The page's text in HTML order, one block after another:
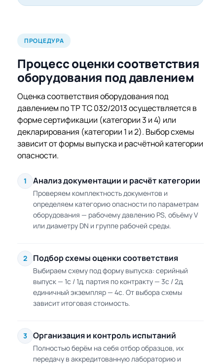
ПРОЦЕДУРА
Процесс оценки соответствия
оборудования под давлением
Оценка соответствия оборудования под
давлением по ТР ТС 032/2013 осуществляется в
форме сертификации (категории 3 и 4) или
декларирования (категории 1 и 2). Выбор схемы
зависит от формы выпуска и расчётной категории
опасности.
1 Анализ документации и расчёт категории
Проверяем комплектность документов и
определяем категорию опасности по параметрам
оборудования — рабочему давлению PS, объёму V
или диаметру DN и группе рабочей среды.
2 Подбор схемы оценки соответствия
Выбираем схему под форму выпуска: серийный
выпуск — 1с / 1д, партия по контракту — 3с / 2д,
единичный экземпляр — 4с. От выбора схемы
зависит итоговая стоимость.
3 Организация и контроль испытаний
Полностью берём на себя отбор образцов, их
передачу в аккредитованную лабораторию и